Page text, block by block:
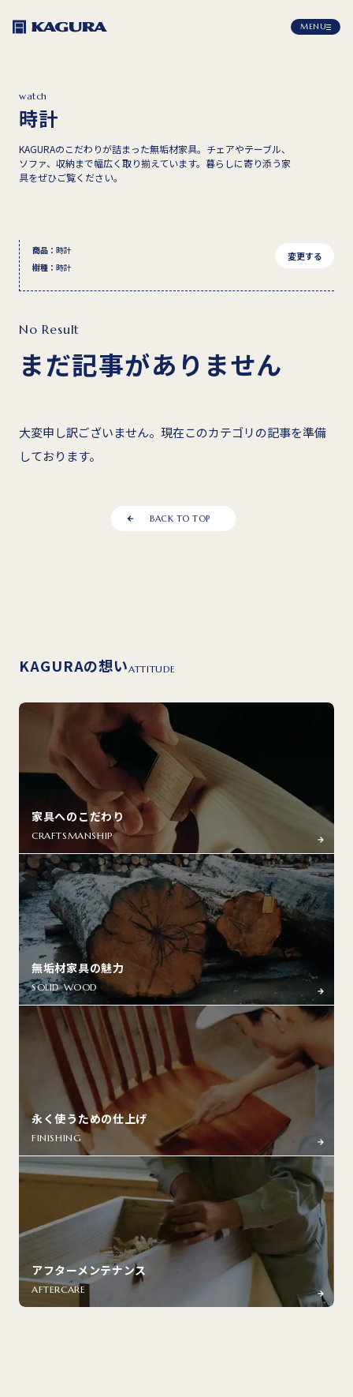
MENU
watch
時計
KAGURAのこだわりが詰まった無垢材家具。チェアやテーブル、
ソファ、収納まで幅広く取り揃えています。暮らしに寄り添う家
具をぜひご覧ください。
商品 ： 時計
樹種 ： 時計
変更する
No Result
まだ記事がありません
大変申し訳ございません。現在このカテゴリの記事を準備
しております。
BACK TO TOP
KAGURAの想いATTITUDE
家具へのこだわり
CRAFTSMANSHIP
無垢材家具の魅力
SOLID WOOD
永く使うための仕上げ
FINISHING
アフターメンテナンス
AFTERCARE